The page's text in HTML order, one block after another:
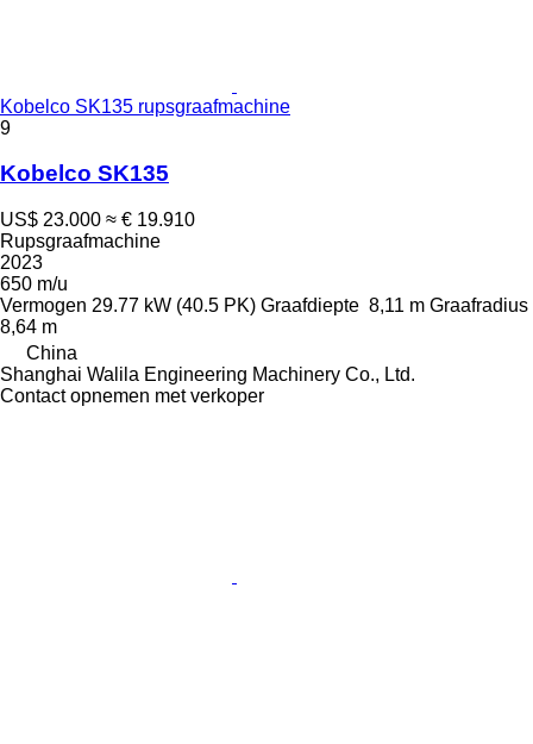
Kobelco SK135 rupsgraafmachine
9
Kobelco SK135
US$ 23.000 ≈ € 19.910
Rupsgraafmachine
2023
650 m/u
Vermogen 29.77 kW (40.5 PK) Graafdiepte 8,11 m Graafradius
8,64 m
China
Shanghai Walila Engineering Machinery Co., Ltd.
Contact opnemen met verkoper